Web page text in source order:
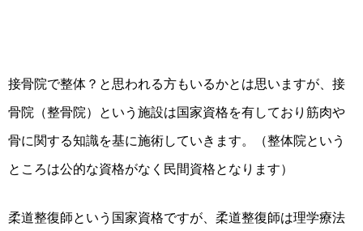
接骨院で整体？と思われる方もいるかとは思いますが、接
骨院（整骨院）という施設は国家資格を有しており筋肉や
骨に関する知識を基に施術していきます。（整体院という
ところは公的な資格がなく民間資格となります）
柔道整復師という国家資格ですが、柔道整復師は理学療法